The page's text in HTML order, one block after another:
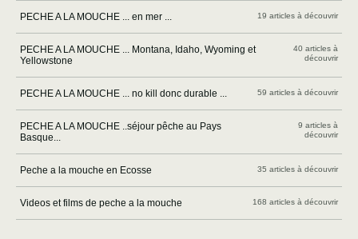
PECHE A LA MOUCHE ... en mer ... 19 articles à découvrir
PECHE A LA MOUCHE ... Montana, Idaho, Wyoming et
Yellowstone
40 articles à
découvrir
PECHE A LA MOUCHE ... no kill donc durable ... 59 articles à découvrir
PECHE A LA MOUCHE ..séjour pêche au Pays
Basque...
9 articles à
découvrir
Peche a la mouche en Ecosse 35 articles à découvrir
Videos et films de peche a la mouche 168 articles à découvrir